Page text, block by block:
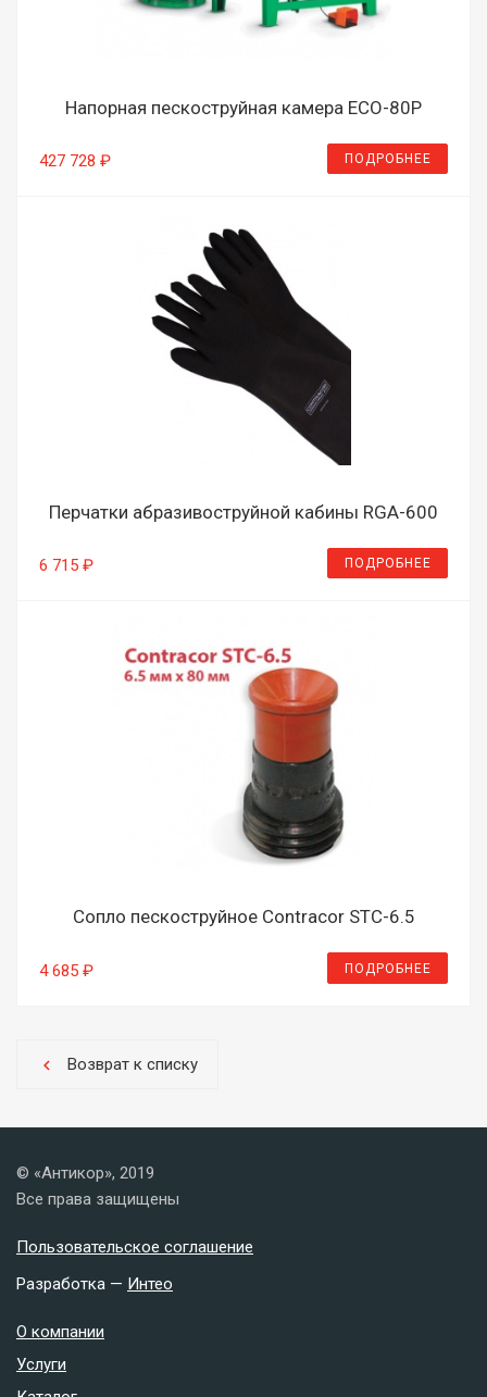
Напорная пескоструйная камера ECO-80P
427 728 ₽ ПОДРОБНЕЕ
Перчатки абразивоструйной кабины RGA-600
6 715 ₽ ПОДРОБНЕЕ
Сопло пескоструйное Contracor STC-6.5
4 685 ₽ ПОДРОБНЕЕ
chevron_left Возврат к списку
© «Антикор», 2019
Все права защищены
Пользовательское соглашение
Разработка — Интео
О компании
Услуги